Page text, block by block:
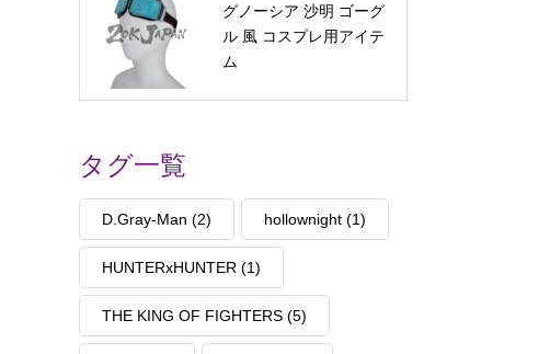
グノーシア 沙明 ゴーグ
ル 風 コスプレ用アイテ
ム
タグ一覧
D.Gray-Man (2) hollownight (1)
HUNTERxHUNTER (1)
THE KING OF FIGHTERS (5)